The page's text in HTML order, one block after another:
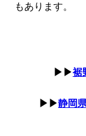
もあります。
▶▶裾
▶▶静岡